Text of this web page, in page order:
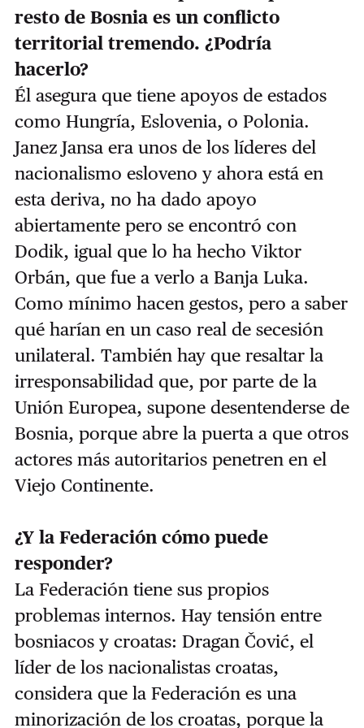
resto de Bosnia es un conflicto
territorial tremendo. ¿Podría
hacerlo?
Él asegura que tiene apoyos de estados
como Hungría, Eslovenia, o Polonia.
Janez Jansa era unos de los líderes del
nacionalismo esloveno y ahora está en
esta deriva, no ha dado apoyo
abiertamente pero se encontró con
Dodik, igual que lo ha hecho Viktor
Orbán, que fue a verlo a Banja Luka.
Como mínimo hacen gestos, pero a saber
qué harían en un caso real de secesión
unilateral. También hay que resaltar la
irresponsabilidad que, por parte de la
Unión Europea, supone desentenderse de
Bosnia, porque abre la puerta a que otros
actores más autoritarios penetren en el
Viejo Continente.
¿Y la Federación cómo puede
responder?
La Federación tiene sus propios
problemas internos. Hay tensión entre
bosniacos y croatas: Dragan Čović, el
líder de los nacionalistas croatas,
considera que la Federación es una
minorización de los croatas, porque la